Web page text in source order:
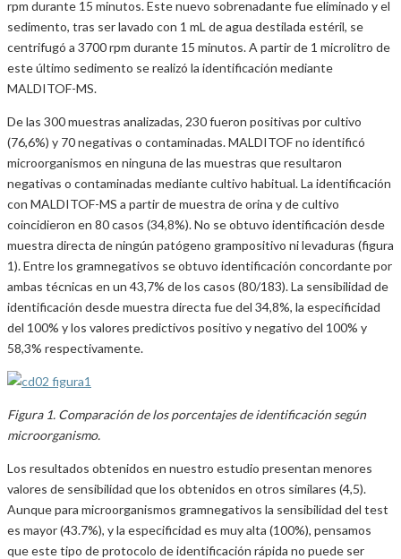
rpm durante 15 minutos. Este nuevo sobrenadante fue eliminado y el
sedimento, tras ser lavado con 1 mL de agua destilada estéril, se
centrifugó a 3700 rpm durante 15 minutos. A partir de 1 microlitro de
este último sedimento se realizó la identificación mediante
MALDITOF-MS.
De las 300 muestras analizadas, 230 fueron positivas por cultivo
(76,6%) y 70 negativas o contaminadas. MALDITOF no identificó
microorganismos en ninguna de las muestras que resultaron
negativas o contaminadas mediante cultivo habitual. La identificación
con MALDITOF-MS a partir de muestra de orina y de cultivo
coincidieron en 80 casos (34,8%). No se obtuvo identificación desde
muestra directa de ningún patógeno grampositivo ni levaduras (figura
1). Entre los gramnegativos se obtuvo identificación concordante por
ambas técnicas en un 43,7% de los casos (80/183). La sensibilidad de
identificación desde muestra directa fue del 34,8%, la especificidad
del 100% y los valores predictivos positivo y negativo del 100% y
58,3% respectivamente.
Figura 1. Comparación de los porcentajes de identificación según
microorganismo.
Los resultados obtenidos en nuestro estudio presentan menores
valores de sensibilidad que los obtenidos en otros similares (4,5).
Aunque para microorganismos gramnegativos la sensibilidad del test
es mayor (43.7%), y la especificidad es muy alta (100%), pensamos
que este tipo de protocolo de identificación rápida no puede ser